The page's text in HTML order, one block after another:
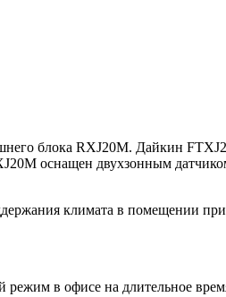
блока RXJ20M. Дайкин
оснащен двухзонным
климата в помещении
в офисе на длительное